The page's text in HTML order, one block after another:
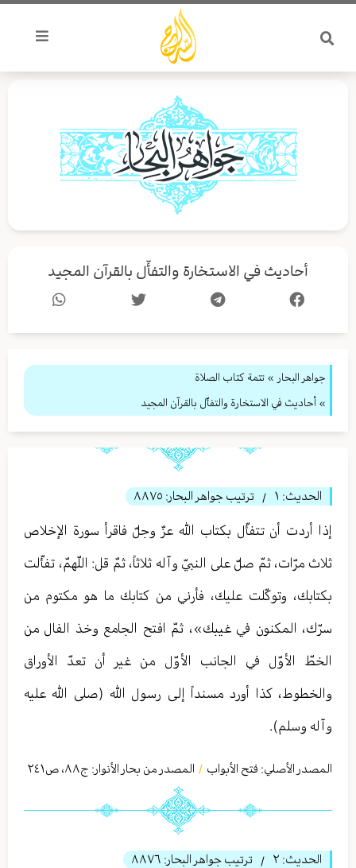
تخطي
المحتوى
أحاديث في الاستخارة والتفأّل بالقرآن المجيد
جواهر البحار » تتمة كتاب الصلاة
» أحاديث في الاستخارة والتفأّل بالقرآن المجيد
الحديث: ١ / ترتيب جواهر البحار: ٨٨٧٥
إذا أردت أن تتفأّل بكتاب الله عزّ وجلّ فاقرأ سورة الإخلاص
ثلاث مرّات، ثمّ صلّ على النبيّ وآله ثلاثاً، ثمّ قل: اللّهمّ، تفأّلت
بكتابك، وتوكّلت عليك، فأرني من كتابك ما هو مكتوم من
سرّك، المكنون في غيبك»، ثمّ افتح الجامع وخذ الفال من
الخطّ الأوّل في الجانب الأوّل من غير أن تعدّ الأوراق
والخطوط، كذا أورد مسنداً إلى رسول الله (صلى الله عليه
وآله وسلم).
المصدر الأصلي: فتح الأبواب / المصدر من بحار الأنوار: ج٨٨، ص٢٤١
الحديث: ٢ / ترتيب جواهر البحار: ٨٨٧٦